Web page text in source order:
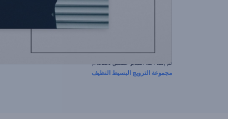
تم إنشاء هذا الفيديو المسبق باستخدام
مجموعة الترويج البسيط النظيف